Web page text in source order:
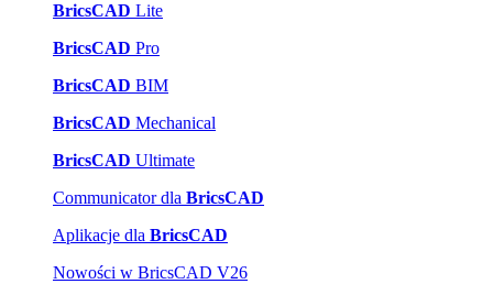
BricsCAD Lite
BricsCAD Pro
BricsCAD BIM
BricsCAD Mechanical
BricsCAD Ultimate
Communicator dla BricsCAD
Aplikacje dla BricsCAD
Nowości w BricsCAD V26